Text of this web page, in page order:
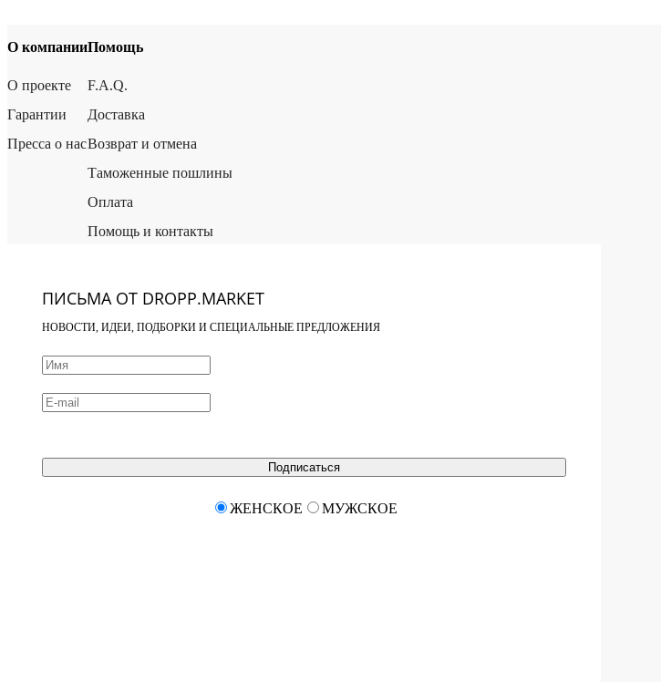
О компании
О проекте
Гарантии
Пресса о нас
Помощь
F.A.Q.
Доставка
Возврат и отмена
Таможенные пошлины
Оплата
Помощь и контакты
ПИСЬМА ОТ DROPP.MARKET
НОВОСТИ, ИДЕИ, ПОДБОРКИ И СПЕЦИАЛЬНЫЕ ПРЕДЛОЖЕНИЯ
Подписаться
ЖЕНСКОЕ МУЖСКОЕ